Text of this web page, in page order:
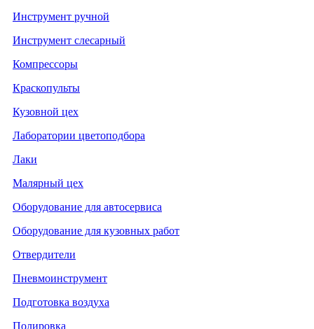
Инструмент ручной
Инструмент слесарный
Компрессоры
Краскопульты
Кузовной цех
Лаборатории цветоподбора
Лаки
Малярный цех
Оборудование для автосервиса
Оборудование для кузовных работ
Отвердители
Пневмоинструмент
Подготовка воздуха
Полировка